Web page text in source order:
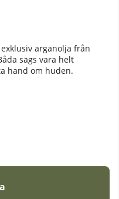
arganolja från
sägs vara helt
hand om huden.